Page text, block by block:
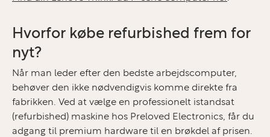
Hvorfor købe refurbished frem for
nyt?
Når man leder efter den bedste arbejdscomputer,
behøver den ikke nødvendigvis komme direkte fra
fabrikken. Ved at vælge en professionelt istandsat
(refurbished) maskine hos Preloved Electronics, får du
adgang til premium hardware til en brøkdel af prisen.